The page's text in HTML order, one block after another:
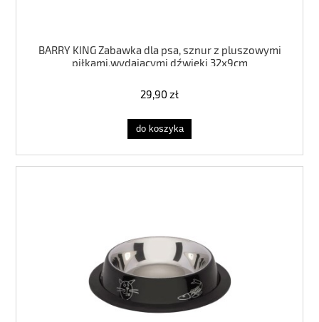
BARRY KING Zabawka dla psa, sznur z pluszowymi
piłkami,wydającymi dźwięki 32x9cm
29,90 zł
do koszyka